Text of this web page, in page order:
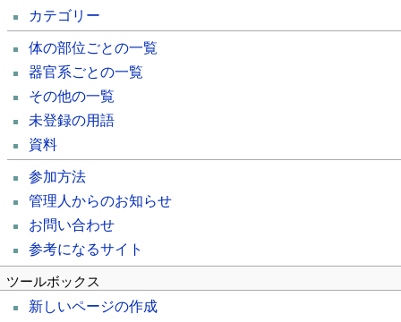
カテゴリー
体の部位ごとの一覧
器官系ごとの一覧
その他の一覧
未登録の用語
資料
参加方法
管理人からのお知らせ
お問い合わせ
参考になるサイト
ツールボックス
新しいページの作成